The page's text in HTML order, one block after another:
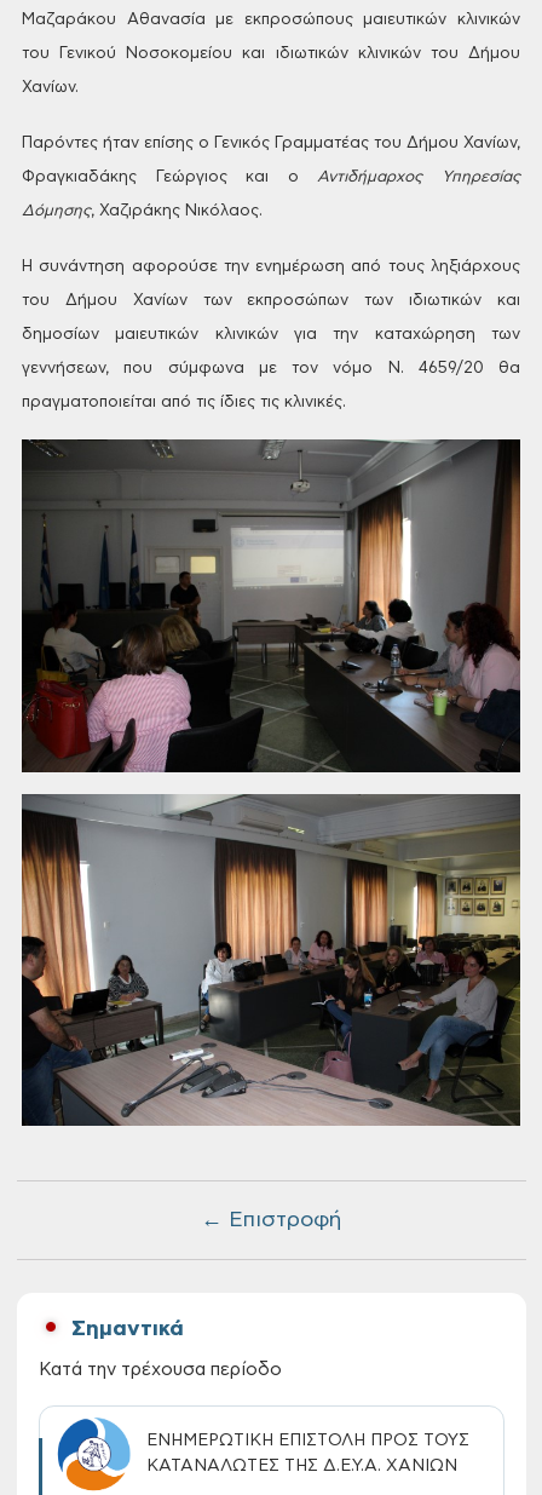
← Επιστροφή
Μαζαράκου Αθανασία με εκπροσώπους μαιευτικών κλινικών
του Γενικού Νοσοκομείου και ιδιωτικώνκλινικών του Δήμου
Χανίων.
Παρόντες ήταν επίσης ο Γενικός Γραμματέας του Δήμου Χανίων,
Φραγκιαδάκης Γεώργιοςκαι οΑντιδήμαρχοςΥπηρεσίας
Δόμησης, Χαζιράκης Νικόλαος.
Η συνάντηση αφορούσε την ενημέρωση από τους ληξιάρχους
του Δήμου Χανίων τωνεκπροσώπων των ιδιωτικών και
δημοσίων μαιευτικών κλινικών για την καταχώρηση των
γεννήσεων, που σύμφωνα με τον νόμο Ν. 4659/20 θα
πραγματοποιείται από τις ίδιες τις κλινικές.
Σημαντικά
Κατά την τρέχουσα περίοδο
ΕΝΗΜΕΡΩΤΙΚΗ ΕΠΙΣΤΟΛΗ ΠΡΟΣ ΤΟΥΣ
ΚΑΤΑΝΑΛΩΤΕΣ ΤΗΣ Δ.Ε.Υ.Α. ΧΑΝΙΩΝ